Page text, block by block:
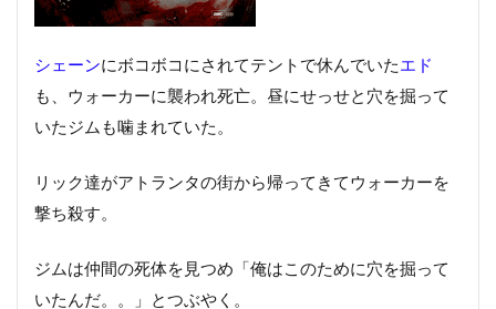
シェーンにボコボコにされてテントで休んでいた エド
も、ウォーカーに襲われ死亡。昼にせっせと穴を掘って
いたジムも噛まれていた。
リック達がアトランタの街から帰ってきてウォーカーを
撃ち殺す。
ジムは仲間の死体を見つめ「俺はこのために穴を掘って
いたんだ。。」とつぶやく。